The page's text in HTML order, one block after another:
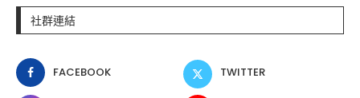
社群連結
FACEBOOK TWITTER